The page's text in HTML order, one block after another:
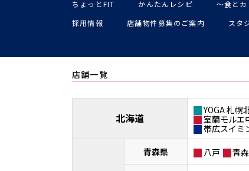
ちょっとFIT
かんたんレシピ
〜食と
採用情報
店舗物件募集のご案内 スタ
店舗一覧
北海道
YOGA 札幌
室蘭モルエ
帯広スイミ
青森県 八戸 青森